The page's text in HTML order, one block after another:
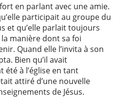
en parlant avec une amie.
participait au groupe du
et qu’elle parlait toujours
manière dont sa foi
Quand elle l’invita à son
Bien qu’il avait
été à l’église en tant
attiré d’une nouvelle
de Jésus.